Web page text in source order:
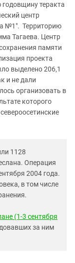
годовщину теракта
центр
№1". Территорию
Тагаева. Центр
памяти
проекта
выделено 206,1
и не дали
организовать в
которого
1128
Операция
2004 года.
в том числе
(1-3 сентября
за ним